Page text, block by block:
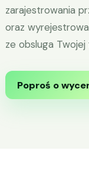
zarajestrowania
oraz
ze obsluga
Poproś o